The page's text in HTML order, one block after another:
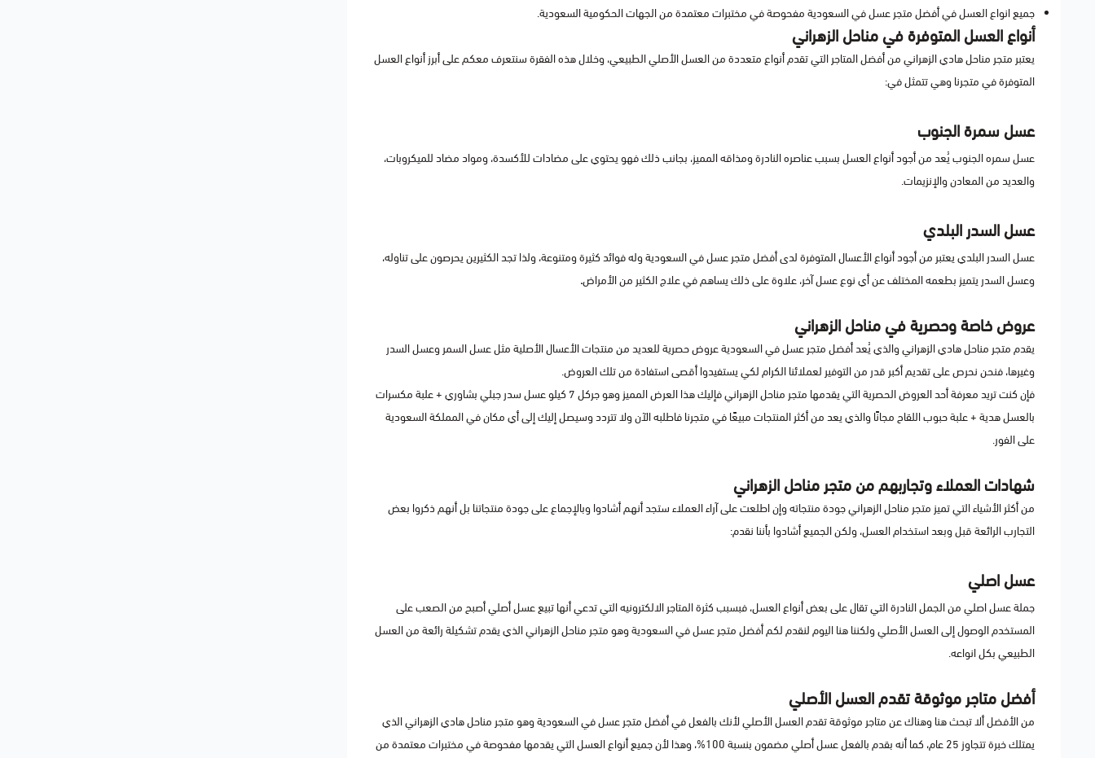
جميع انواع العسل في أفضل متجر عسل في السعودية مفحوصة في مختبرات معتمدة من الجهات الحكومية السعودية.
أنواع العسل المتوفرة في مناحل الزهراني
يعتبر متجر مناحل هادي الزهراني من أفضل المتاجر التي تقدم أنواع متعددة من العسل الأصلي الطبيعي، وخلال هذه الفقرة سنتعرف معكم على أبرز أنواع العسل
المتوفرة في متجرنا وهي تتمثل في:
عسل سمرة الجنوب
عسل سمره الجنوب يُعد من أجود أنواع العسل بسبب عناصره النادرة ومذاقه المميز، بجانب ذلك فهو يحتوي على مضادات للأكسدة، ومواد مضاد للميكروبات،
والعديد من المعادن والإنزيمات.
عسل السدر البلدي
عسل السدر البلدي يعتبر من أجود أنواع الأعسال المتوفرة لدى أفضل متجر عسل في السعودية وله فوائد كثيرة ومتنوعة، ولذا تجد الكثيرين يحرصون على تناوله،
وعسل السدر يتميز بطعمه المختلف عن أي نوع عسل آخر، علاوة على ذلك يساهم في علاج الكثير من الأمراض.
عروض خاصة وحصرية في مناحل الزهراني
يقدم متجر مناحل هادي الزهراني والذي يُعد أفضل متجر عسل في السعودية عروض حصرية للعديد من منتجات الأعسال الأصلية مثل عسل السمر وعسل السدر
وغيرها، فنحن نحرص على تقديم أكبر قدر من التوفير لعملائنا الكرام لكي يستفيدوا أقصى استفادة من تلك العروض.
فإن كنت تريد معرفة أحد العروض الحصرية التي يقدمها متجر مناحل الزهراني فإليك هذا العرض المميز وهو جركل 7 كيلو عسل سدر جبلي بشاوري + علبة مكسرات
بالعسل هدية + علبة حبوب اللقاح مجانًا والذي يعد من أكثر المنتجات مبيعًا في متجرنا فاطلبه الآن ولا تتردد وسيصل إليك إلى أي مكان في المملكة السعودية
على الفور.
شهادات العملاء وتجاربهم من متجر مناحل الزهراني
من أكثر الأشياء التي تميز متجر مناحل الزهراني جودة منتجاته وإن اطلعت على آراء العملاء ستجد أنهم أشادوا وبالإجماع على جودة منتجاتنا بل أنهم ذكروا بعض
التجارب الرائعة قبل وبعد استخدام العسل، ولكن الجميع أشادوا بأننا نقدم:
عسل اصلي
جملة عسل اصلي من الجمل النادرة التي تقال على بعض أنواع العسل، فبسبب كثرة المتاجر الالكترونيه التي تدعي أنها تبيع عسل أصلي أصبح من الصعب على
المستخدم الوصول إلى العسل الأصلي ولكننا هنا اليوم لنقدم لكم أفضل متجر عسل في السعودية وهو متجر مناحل الزهراني الذي يقدم تشكيلة رائعة من العسل
الطبيعي بكل انواعه.
أفضل متاجر موثوقة تقدم العسل الأصلي
من الأفضل ألا تبحث هنا وهناك عن متاجر موثوقة تقدم العسل الأصلي لأنك بالفعل في أفضل متجر عسل في السعودية وهو متجر مناحل هادي الزهراني الذي
يمتلك خبرة تتجاوز 25 عام، كما أنه بقدم بالفعل عسل أصلي مضمون بنسبة 100%، وهذا لأن جميع أنواع العسل التي يقدمها مفحوصة في مختبرات معتمدة من